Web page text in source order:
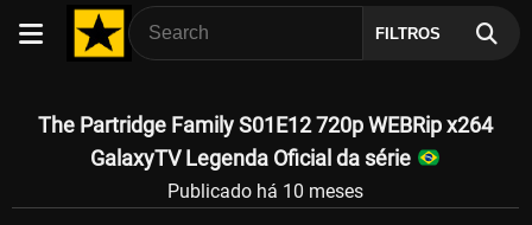
FILTROS
The Partridge Family S01E12 720p WEBRip x264
GalaxyTV Legenda Oficial da série
Publicado há 10 meses